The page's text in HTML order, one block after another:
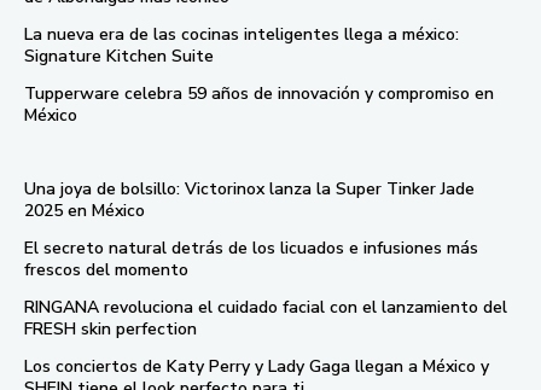
La nueva era de las cocinas inteligentes llega a méxico:
Signature Kitchen Suite
Tupperware celebra 59 años de innovación y compromiso en
México
Una joya de bolsillo: Victorinox lanza la Super Tinker Jade
2025 en México
El secreto natural detrás de los licuados e infusiones más
frescos del momento
RINGANA revoluciona el cuidado facial con el lanzamiento del
FRESH skin perfection
Los conciertos de Katy Perry y Lady Gaga llegan a México y